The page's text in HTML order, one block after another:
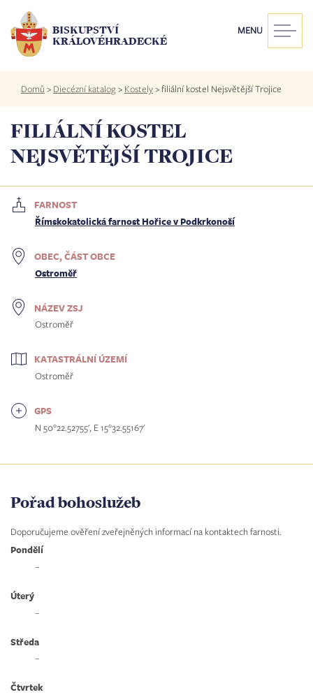
hlavnímu
obsahu
BISKUPSTVÍ
KRÁLOVÉHRADECKÉ
MENU
Drobečková
navigace
Domů > Diecézní katalog> Kostely>filiální kostel Nejsvětější Trojice
FILIÁLNÍ KOSTEL
NEJSVĚTĚJŠÍ TROJICE
FARNOST
Římskokatolická farnost Hořice v Podkrkonoší
OBEC, ČÁST OBCE
Ostroměř
NÁZEV ZSJ
Ostroměř
KATASTRÁLNÍ ÚZEMÍ
Ostroměř
GPS
N 50°22.52755', E 15°32.55167'
Pořad bohoslužeb
Doporučujeme ověření zveřejněných informací na kontaktech farnosti.
Pondělí
–
Úterý
–
Středa
–
Čtvrtek